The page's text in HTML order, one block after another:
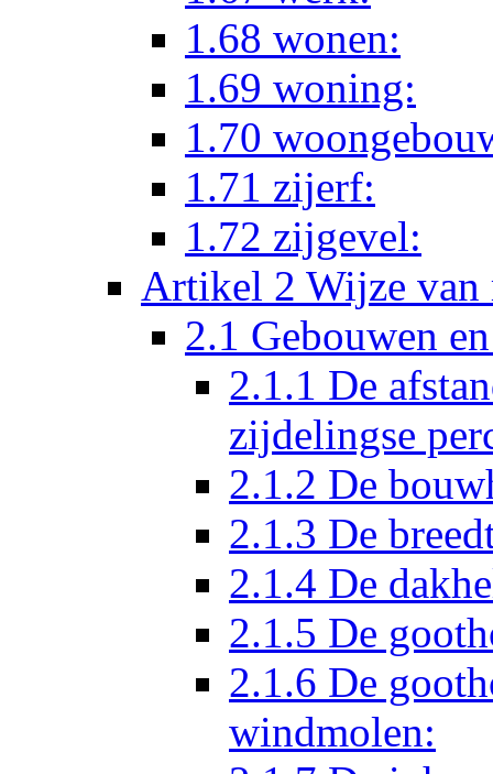
1.68 wonen:
1.69 woning:
1.70
1.71 zijerf:
1.72 zijgevel:
Artikel 2 Wijze van
2.1 Gebouwen
2.1.1 De
zijdelingse
2.1.2 De
2.1.3 De
2.1.4 De
2.1.5 De
2.1.6 De
windmolen: